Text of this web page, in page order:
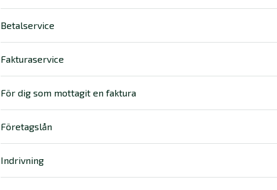
Betalservice
Fakturaservice
För dig som mottagit en faktura
Företagslån
Indrivning